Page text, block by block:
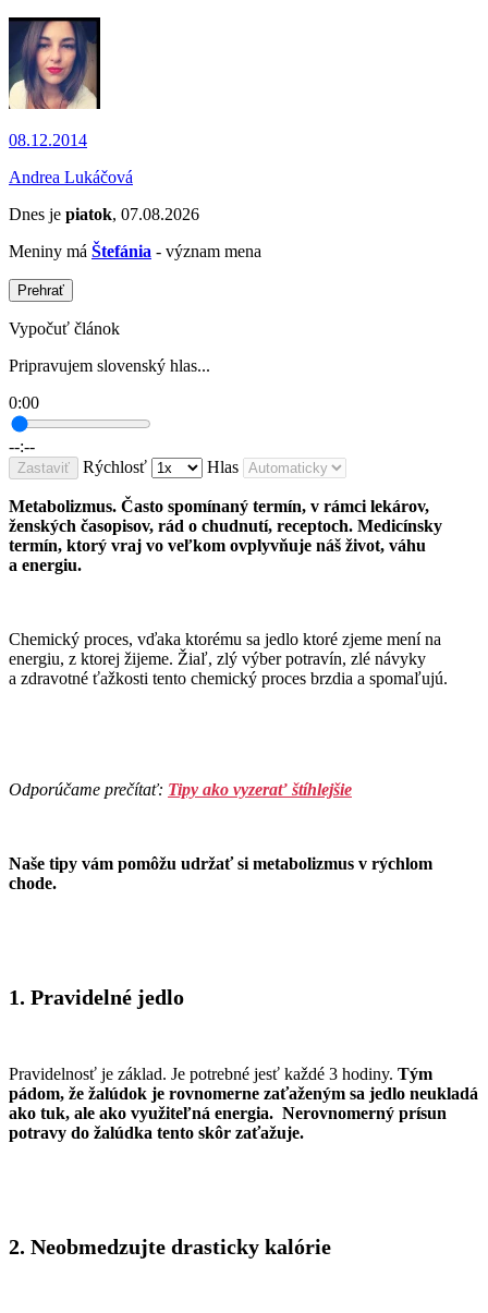
08.12.2014
Andrea Lukáčová
Dnes je piatok, 07.08.2026
Meniny má Štefánia - význam mena
Prehrať
Vypočuť článok
Pripravujem slovenský hlas...
0:00
--:--
Zastaviť Rýchlosť Hlas
Metabolizmus. Často spomínaný termín, v rámci lekárov,
ženských časopisov, rád o chudnutí, receptoch. Medicínsky
termín, ktorý vraj vo veľkom ovplyvňuje náš život, váhu
a energiu.
Chemický proces, vďaka ktorému sa jedlo ktoré zjeme mení na
energiu, z ktorej žijeme. Žiaľ, zlý výber potravín, zlé návyky
a zdravotné ťažkosti tento chemický proces brzdia a spomaľujú.
Odporúčame prečítať: Tipy ako vyzerať štíhlejšie
Naše tipy vám pomôžu udržať si metabolizmus v rýchlom
chode.
1. Pravidelné jedlo
Pravidelnosť je základ. Je potrebné jesť každé 3 hodiny. Tým
pádom, že žalúdok je rovnomerne zaťaženým sa jedlo neukladá
ako tuk, ale ako využiteľná energia. Nerovnomerný prísun
potravy do žalúdka tento skôr zaťažuje.
2. Neobmedzujte drasticky kalórie